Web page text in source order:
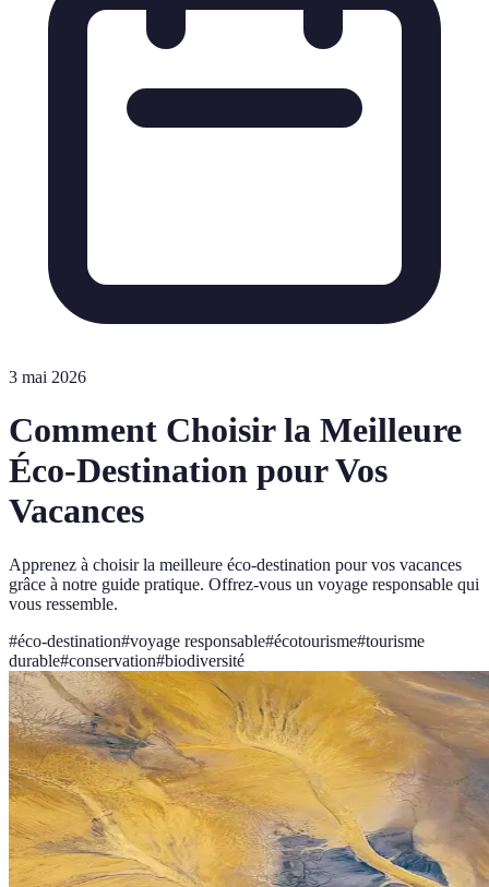
3 mai 2026
Comment Choisir la Meilleure
Éco-Destination pour Vos
Vacances
Apprenez à choisir la meilleure éco-destination pour vos vacances
grâce à notre guide pratique. Offrez-vous un voyage responsable qui
vous ressemble.
#éco-destination#voyage responsable#écotourisme#tourisme
durable#conservation#biodiversité